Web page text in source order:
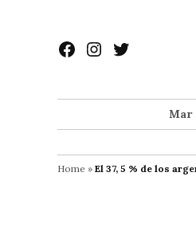
contenido
Facebook
Instagram
Twitter
Mar
Home » El 37, 5 % de los